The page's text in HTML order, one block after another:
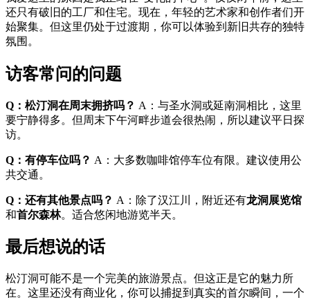
还只有破旧的工厂和住宅。现在，年轻的艺术家和创作者们开
始聚集。但这里仍处于过渡期，你可以体验到新旧共存的独特
氛围。
访客常问的问题
Q：松汀洞在周末拥挤吗？ A：与圣水洞或延南洞相比，这里
要宁静得多。但周末下午河畔步道会很热闹，所以建议平日探
访。
Q：有停车位吗？ A：大多数咖啡馆停车位有限。建议使用公
共交通。
Q：还有其他景点吗？ A：除了汉江川，附近还有龙洞展览馆
和首尔森林。适合悠闲地游览半天。
最后想说的话
松汀洞可能不是一个完美的旅游景点。但这正是它的魅力所
在。这里还没有商业化，你可以捕捉到真实的首尔瞬间，一个